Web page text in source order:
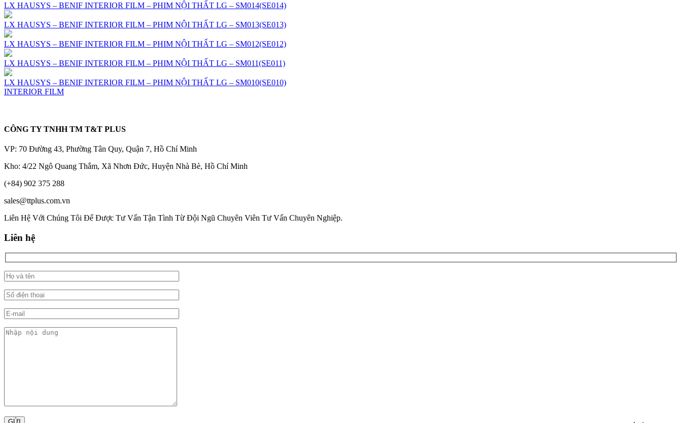
LX HAUSYS – BENIF INTERIOR FILM – PHIM NỘI THẤT LG – SM014(SE014)
LX HAUSYS – BENIF INTERIOR FILM – PHIM NỘI THẤT LG – SM013(SE013)
LX HAUSYS – BENIF INTERIOR FILM – PHIM NỘI THẤT LG – SM012(SE012)
LX HAUSYS – BENIF INTERIOR FILM – PHIM NỘI THẤT LG – SM011(SE011)
LX HAUSYS – BENIF INTERIOR FILM – PHIM NỘI THẤT LG – SM010(SE010)
INTERIOR FILM
CÔNG TY TNHH TM T&T PLUS
VP: 70 Đường 43, Phường Tân Quy, Quận 7, Hồ Chí Minh
Kho: 4/22 Ngô Quang Thắm, Xã Nhơn Đức, Huyện Nhà Bè, Hồ Chí Minh
(+84) 902 375 288
sales@ttplus.com.vn
Liên Hệ Với Chúng Tôi Để Được Tư Vấn Tận Tình Từ Đội Ngũ Chuyên Viên Tư Vấn Chuyên Nghiệp.
Liên hệ